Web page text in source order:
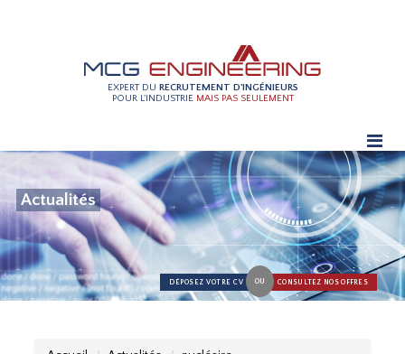
EXPERT DU RECRUTEMENT D'INGÉNIEURS
POUR L'INDUSTRIE MAIS PAS SEULEMENT
Actualités
DÉPOSEZ VOTRE CV OU CONSULTEZ NOS OFFRES